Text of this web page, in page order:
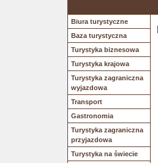
Biura turystyczne
Baza turystyczna
Turystyka biznesowa
Turystyka krajowa
Turystyka zagraniczna
wyjazdowa
Transport
Gastronomia
Turystyka zagraniczna
przyjazdowa
Turystyka na świecie